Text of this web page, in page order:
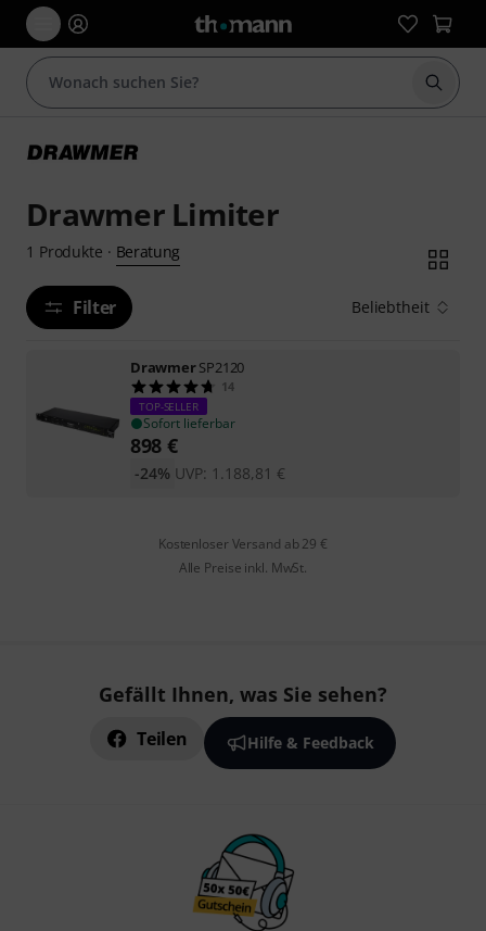
Suche
Drawmer Limiter
1 Produkte · Beratung
Filter Beliebtheit
DrawmerSP2120
14
TOP-SELLER
Sofort lieferbar
898 €
UVP: 1.188,81 €
-24%
Kostenloser Versand ab 29 €
Alle Preise inkl. MwSt.
Gefällt Ihnen, was Sie sehen?
Teilen Hilfe & Feedback